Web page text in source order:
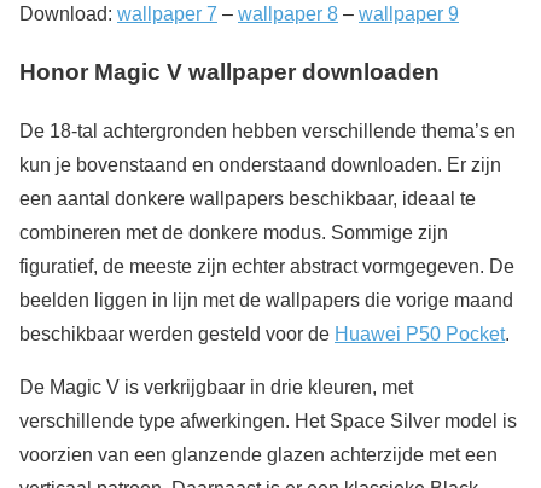
Download: wallpaper 7 – wallpaper 8 – wallpaper 9
Honor Magic V wallpaper downloaden
De 18-tal achtergronden hebben verschillende thema’s en
kun je bovenstaand en onderstaand downloaden. Er zijn
een aantal donkere wallpapers beschikbaar, ideaal te
combineren met de donkere modus. Sommige zijn
figuratief, de meeste zijn echter abstract vormgegeven. De
beelden liggen in lijn met de wallpapers die vorige maand
beschikbaar werden gesteld voor de Huawei P50 Pocket.
De Magic V is verkrijgbaar in drie kleuren, met
verschillende type afwerkingen. Het Space Silver model is
voorzien van een glanzende glazen achterzijde met een